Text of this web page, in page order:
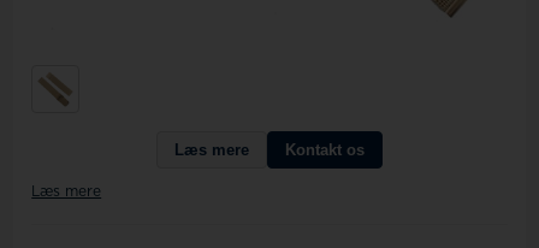
Læs mere Kontakt os
Læs mere